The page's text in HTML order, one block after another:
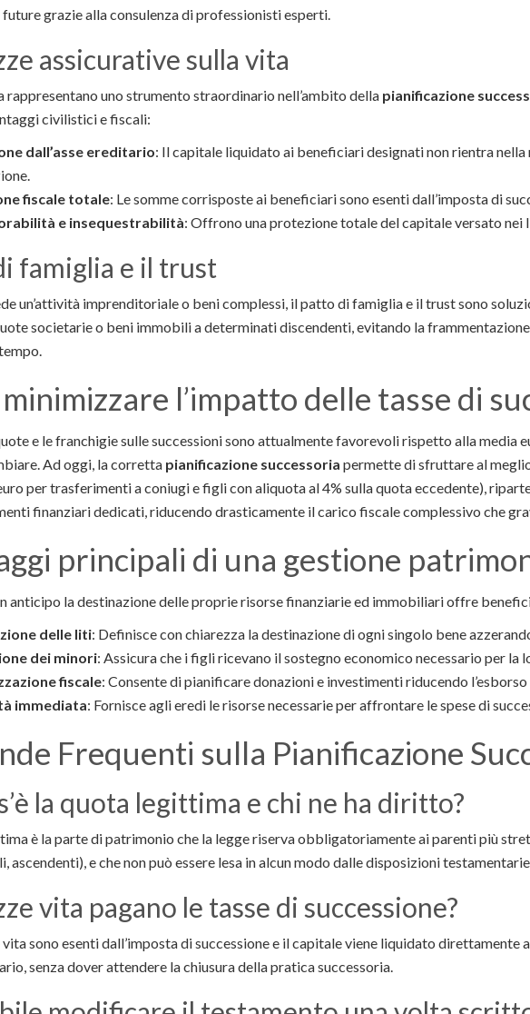
grazie alla consulenza di professionisti esperti.
assicurative sulla vita
rappresentano uno strumento straordinario nell’ambito della pianificazione
civilistici e fiscali:
dall’asse ereditario: Il capitale liquidato ai beneficiari designati non rientra
fiscale totale: Le somme corrisposte ai beneficiari sono esenti dall’imposta di
e insequestrabilità: Offrono una protezione totale del capitale versato nei
famiglia e il trust
un’attività imprenditoriale o beni complessi, il patto di famiglia e il trust sono
societarie o beni immobili a determinati discendenti, evitando la
l’impatto delle tasse di
e le franchigie sulle successioni sono attualmente favorevoli rispetto alla media
Ad oggi, la corretta pianificazione successoria permette di sfruttare al
per trasferimenti a coniugi e figli con aliquota al 4% sulla quota eccedente),
finanziari dedicati, riducendo drasticamente il carico fiscale complessivo che
principali di una gestione
anticipo la destinazione delle proprie risorse finanziarie ed immobiliari offre
delle liti: Definisce con chiarezza la destinazione di ogni singolo bene
dei minori: Assicura che i figli ricevano il sostegno economico necessario per la
fiscale: Consente di pianificare donazioni e investimenti riducendo
immediata: Fornisce agli eredi le risorse necessarie per affrontare le spese di
Frequenti sulla Pianificazione
la quota legittima e chi ne ha diritto?
è la parte di patrimonio che la legge riserva obbligatoriamente ai parenti più
ascendenti), e che non può essere lesa in alcun modo dalle disposizioni testamentarie.
vita pagano le tasse di successione?
sono esenti dall’imposta di successione e il capitale viene liquidato direttamente
senza dover attendere la chiusura della pratica successoria.